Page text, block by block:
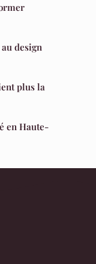
design
plus la
en Haute-